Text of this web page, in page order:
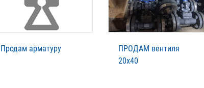
Продам арматуру
ПРОДАМ вентиля
20х40